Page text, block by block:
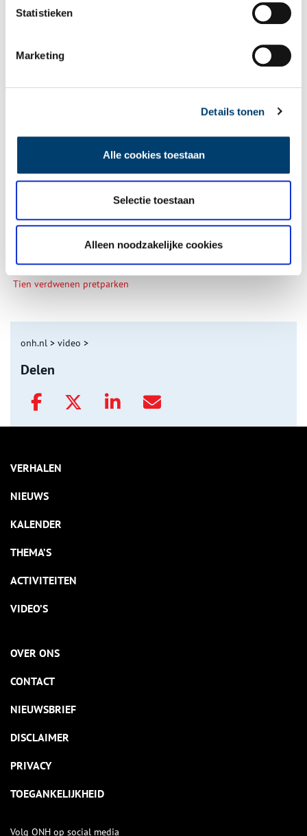
Statistieken
Marketing
Details tonen
Alle cookies toestaan
Selectie toestaan
Alleen noodzakelijke cookies
begraven liggen?
Tien verdwenen pretparken
onh.nl > video >
Delen
VERHALEN
NIEUWS
KALENDER
THEMA’S
ACTIVITEITEN
VIDEO’S
OVER ONS
CONTACT
NIEUWSBRIEF
DISCLAIMER
PRIVACY
TOEGANKELIJKHEID
Volg ONH op social media